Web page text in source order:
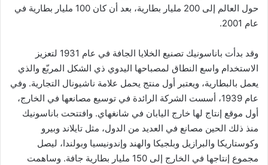
حول العالم إلى 200 مليار بطارية، بعد أن كان 100 مليار بطارية في
عام 2001.
وقد بدأت باناسونيك تصنيع الخلايا الجافة في عام 1931 لتعزيز
الاستخدام واسع النطاق لمصباحها اليدوي ذي الشكل المربّع والذي
يعمل بالبطارية، ويعتبر أول منتج يحمل علامة ناشيونال التجارية. وفي
عام 1939، أسست الشركة الرائدة في توسيع مصانعها في الخارج،
أول موقع إنتاج لها خارج اليابان في شانغهاي. وافتتحت باناسونيك
منذ ذلك الحين مصانع في العديد من الدول، مثل تايلاند وبيرو
وكوستاريكا والبرازيل وبلجيكا والهند وإندونيسيا وبولندا، ليصل
مجموع إنتاجها في الخارج إلى 150 مليار بطارية جافة. وساهمت